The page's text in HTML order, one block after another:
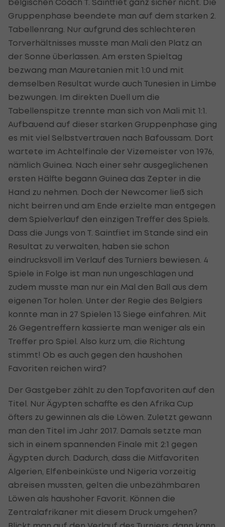
Gruppenphase beendete man auf dem starken 2.
Tabellenrang. Nur aufgrund des schlechteren
Torverhältnisses musste man Mali den Platz an
der Sonne überlassen. Am ersten Spieltag
bezwang man Mauretanien mit 1:0 und mit
demselben Resultat wurde auch Tunesien in Limbe
bezwungen. Im direkten Duell um die
Tabellenspitze trennte man sich von Mali mit 1:1.
Aufbauend auf dieser starken Gruppenphase ging
es mit viel Selbstvertrauen nach Bafoussam. Dort
wartete im Achtelfinale der Vizemeister von 1976,
nämlich Guinea. Nach einer sehr ausgeglichenen
ersten Hälfte begann Guinea das Zepter in die
Hand zu nehmen. Doch der Newcomer ließ sich
nicht beirren und am Ende erzielte man entgegen
dem Spielverlauf den einzigen Treffer des Spiels.
Dass die Jungs von T. Saintfiet im Stande sind ein
Resultat zu verwalten, haben sie schon
eindrucksvoll im Verlauf des Turniers bewiesen. 4
Spiele in Folge ist man nun ungeschlagen und
zudem musste man nur ein Mal den Ball aus dem
eigenen Tor holen. Unter der Regie des Belgiers
konnte man in 27 Spielen 13 Siege einfahren. Mit
26 Gegentreffern kassierte man weniger als ein
Treffer pro Spiel. Also kurz um, die Richtung
stimmt! Ob es auch gegen den haushohen
Favoriten reichen wird?
Der Gastgeber zählt zu den Topfavoriten auf den
Titel. Nur Ägypten schaffte es den Afrika Cup
öfters zu gewinnen als die Löwen. Zuletzt gewann
man den Titel im Jahr 2017. Damals setzte man
sich in einem spannenden Finale mit 2:1 gegen
Ägypten durch. Dadurch, dass die Mitfavoriten
Algerien, Elfenbeinküste und Nigeria vorzeitig
abreisen mussten, gelten die unbezähmbaren
Löwen als haushoher Favorit. Können die
Zentralafrikaner mit diesem Druck umgehen?